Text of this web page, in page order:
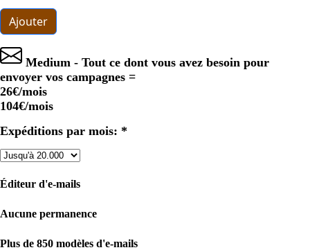
Ajouter
Medium - Tout ce dont vous avez besoin pour
envoyer vos campagnes =
26€/mois
104€/mois
Expéditions par mois: *
Éditeur d'e-mails
Aucune permanence
Plus de 850 modèles d'e-mails